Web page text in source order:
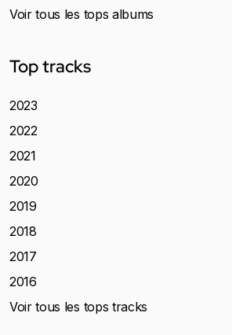
Voir tous les tops albums
Top tracks
2023
2022
2021
2020
2019
2018
2017
2016
Voir tous les tops tracks